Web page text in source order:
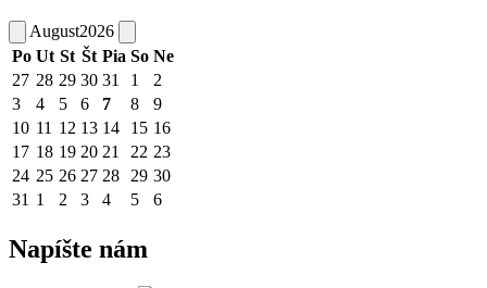
August2026
Po Ut St Št Pia So Ne
27 28 29 30 31 1
2
3
4 5 6 7 8
9
10 11 12 13 14 15 16
17 18 19 20 21 22 23
24 25 26 27 28 29 30
31 1 2 3 4 5 6
Napíšte nám